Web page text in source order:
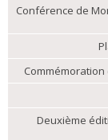
Conférence de
Commémoration
Deuxième